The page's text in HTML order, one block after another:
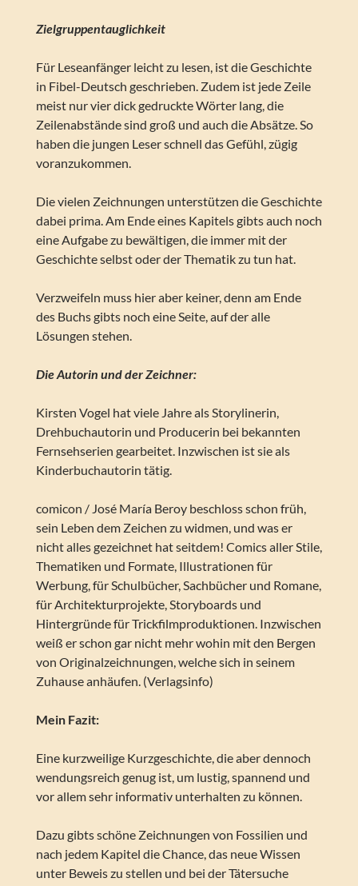
Zielgruppentauglichkeit
Für Leseanfänger leicht zu lesen, ist die Geschichte
in Fibel-Deutsch geschrieben. Zudem ist jede Zeile
meist nur vier dick gedruckte Wörter lang, die
Zeilenabstände sind groß und auch die Absätze. So
haben die jungen Leser schnell das Gefühl, zügig
voranzukommen.
Die vielen Zeichnungen unterstützen die Geschichte
dabei prima. Am Ende eines Kapitels gibts auch noch
eine Aufgabe zu bewältigen, die immer mit der
Geschichte selbst oder der Thematik zu tun hat.
Verzweifeln muss hier aber keiner, denn am Ende
des Buchs gibts noch eine Seite, auf der alle
Lösungen stehen.
Die Autorin und der Zeichner:
Kirsten Vogel hat viele Jahre als Storylinerin,
Drehbuchautorin und Producerin bei bekannten
Fernsehserien gearbeitet. Inzwischen ist sie als
Kinderbuchautorin tätig.
comicon / José María Beroy beschloss schon früh,
sein Leben dem Zeichen zu widmen, und was er
nicht alles gezeichnet hat seitdem! Comics aller Stile,
Thematiken und Formate, Illustrationen für
Werbung, für Schulbücher, Sachbücher und Romane,
für Architekturprojekte, Storyboards und
Hintergründe für Trickfilmproduktionen. Inzwischen
weiß er schon gar nicht mehr wohin mit den Bergen
von Originalzeichnungen, welche sich in seinem
Zuhause anhäufen. (Verlagsinfo)
Mein Fazit:
Eine kurzweilige Kurzgeschichte, die aber dennoch
wendungsreich genug ist, um lustig, spannend und
vor allem sehr informativ unterhalten zu können.
Dazu gibts schöne Zeichnungen von Fossilien und
nach jedem Kapitel die Chance, das neue Wissen
unter Beweis zu stellen und bei der Tätersuche